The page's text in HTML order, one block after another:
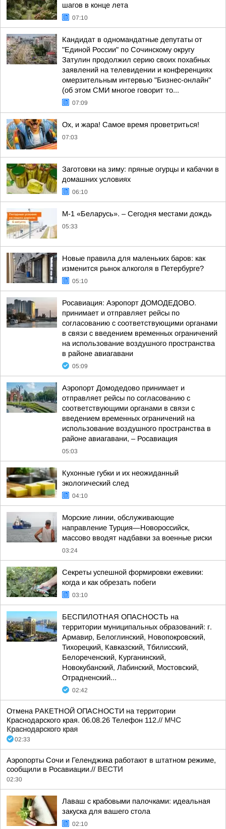
шагов в конце лета
07:10
Кандидат в одномандатные депутаты от
"Единой России" по Сочинскому округу
Затулин продолжил серию своих похабных
заявлений на телевидении и конференциях
омерзительным интервью "Бизнес-онлайн"
(об этом СМИ многое говорит то...
07:09
Ох, и жара! Самое время проветриться!
07:03
Заготовки на зиму: пряные огурцы и кабачки в
домашних условиях
06:10
М-1 «Беларусь». – Сегодня местами дождь
05:33
Новые правила для маленьких баров: как
изменится рынок алкоголя в Петербурге?
05:10
Росавиация: Аэропорт ДОМОДЕДОВО.
принимает и отправляет рейсы по
согласованию с соответствующими органами
в связи с введением временных ограничений
на использование воздушного пространства
в районе авиагавани
05:09
Аэропорт Домодедово принимает и
отправляет рейсы по согласованию с
соответствующими органами в связи с
введением временных ограничений на
использование воздушного пространства в
районе авиагавани, – Росавиация
05:03
Кухонные губки и их неожиданный
экологический след
04:10
Морские линии, обслуживающие
направление Турция—Новороссийск,
массово вводят надбавки за военные риски
03:24
Секреты успешной формировки ежевики:
когда и как обрезать побеги
03:10
БЕСПИЛОТНАЯ ОПАСНОСТЬ на
территории муниципальных образований: г.
Армавир, Белоглинский, Новопокровский,
Тихорецкий, Кавказский, Тбилисский,
Белореченский, Курганинский,
Новокубанский, Лабинский, Мостовский,
Отрадненский...
02:42
Отмена РАКЕТНОЙ ОПАСНОСТИ на территории
Краснодарского края. 06.08.26 Телефон 112.// МЧС
Краснодарского края
02:33
Аэропорты Сочи и Геленджика работают в штатном режиме,
сообщили в Росавиации.// ВЕСТИ
02:30
Лаваш с крабовыми палочками: идеальная
закуска для вашего стола
02:10